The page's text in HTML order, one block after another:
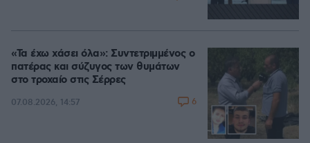
«Τα έχω χάσει όλα»: Συντετριμμένος ο
πατέρας και σύζυγος των θυμάτων
στο τροχαίο στις Σέρρες
07.08.2026, 14:57 6